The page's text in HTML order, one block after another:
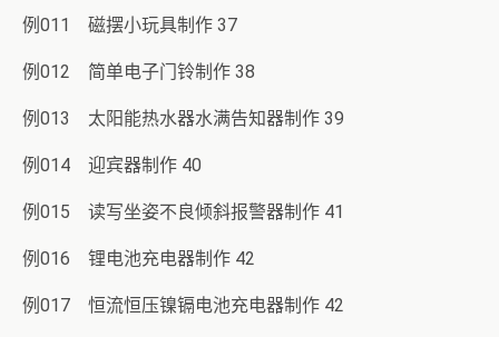
例011 磁摆小玩具制作 37
例012 简单电子门铃制作 38
例013 太阳能热水器水满告知器制作 39
例014 迎宾器制作 40
例015 读写坐姿不良倾斜报警器制作 41
例016 锂电池充电器制作 42
例017 恒流恒压镍镉电池充电器制作 42